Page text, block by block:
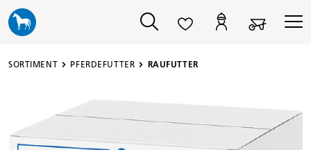
springen
SORTIMENT PFERDEFUTTER RAUFUTTER
Bildergalerie überspringen